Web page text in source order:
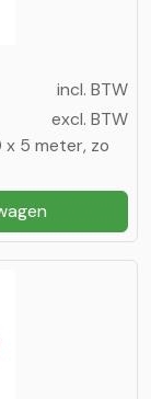
incl. BTW
excl. BTW
x 5 meter, zo